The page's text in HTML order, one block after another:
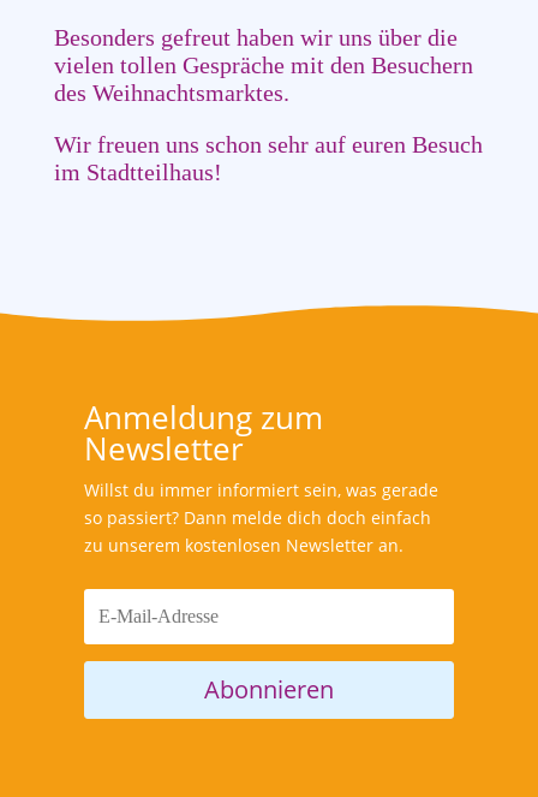
Besonders gefreut haben wir uns über die
vielen tollen Gespräche mit den Besuchern
des Weihnachtsmarktes.
Wir freuen uns schon sehr auf euren Besuch
im Stadtteilhaus!
Anmeldung zum
Newsletter
Willst du immer informiert sein, was gerade
so passiert? Dann melde dich doch einfach
zu unserem kostenlosen Newsletter an.
Abonnieren